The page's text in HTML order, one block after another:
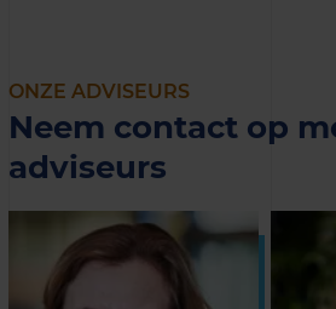
ONZE ADVISEURS
Neem contact op
adviseurs